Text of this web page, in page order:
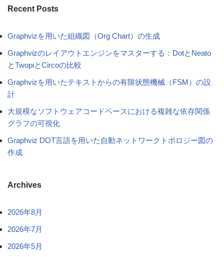
Recent Posts
Graphvizを用いた組織図（Org Chart）の生成
Graphvizのレイアウトエンジンをマスターする：DotとNeato
とTwopiとCircoの比較
Graphvizを用いたテキストからの有限状態機械（FSM）の設
計
大規模なソフトウェアコードベースにおける複雑な依存関係
グラフの可視化
Graphviz DOT言語を用いた自動ネットワークトポロジー図の
作成
Archives
2026年8月
2026年7月
2026年5月